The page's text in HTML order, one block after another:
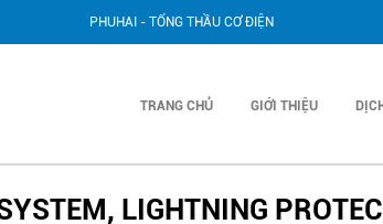
PHUHAI - TỔNG THẦU CƠ ĐIỆN
TRANG CHỦ GIỚI THIỆU
LIGHTNING